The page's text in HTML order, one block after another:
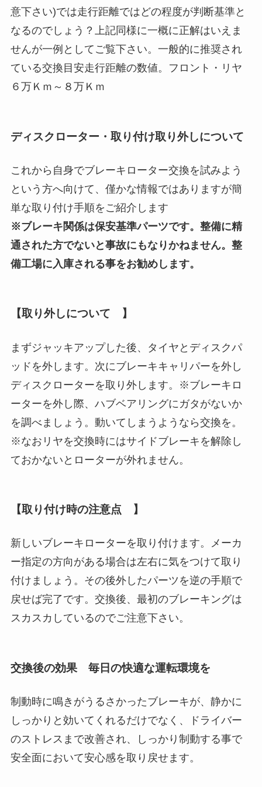
意下さい)では走行距離ではどの程度が判断基準と
なるのでしょう？上記同様に一概に正解はいえま
せんが一例としてご覧下さい。一般的に推奨され
ている交換目安走行距離の数値。フロント・リヤ
６万Ｋｍ～８万Ｋｍ
ディスクローター・取り付け取り外しについて
これから自身でブレーキローター交換を試みよう
という方へ向けて、僅かな情報ではありますが簡
単な取り付け手順をご紹介します
※ブレーキ関係は保安基準パーツです。整備に精
通された方でないと事故にもなりかねません。整
備工場に入庫される事をお勧めします。
【取り外しについて 】
まずジャッキアップした後、タイヤとディスクパ
ッドを外します。次にブレーキキャリパーを外し
ディスクローターを取り外します。※ブレーキロ
ーターを外し際、ハブベアリングにガタがないか
を調べましょう。動いてしまうようなら交換を。
※なおリヤを交換時にはサイドブレーキを解除し
ておかないとローターが外れません。
【取り付け時の注意点 】
新しいブレーキローターを取り付けます。メーカ
ー指定の方向がある場合は左右に気をつけて取り
付けましょう。その後外したパーツを逆の手順で
戻せば完了です。交換後、最初のブレーキングは
スカスカしているのでご注意下さい。
交換後の効果 毎日の快適な運転環境を
制動時に鳴きがうるさかったブレーキが、静かに
しっかりと効いてくれるだけでなく、ドライバー
のストレスまで改善され、しっかり制動する事で
安全面において安心感を取り戻せます。